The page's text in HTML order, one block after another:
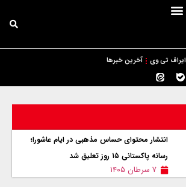
ایراف تی وی آخرین خبرها
انتشار محتوای حساس مذهبی در ایام عاشورا؛
رسانه پاکستانی ۱۵ روز تعلیق شد
۷ سرطان ۱۴۰۵